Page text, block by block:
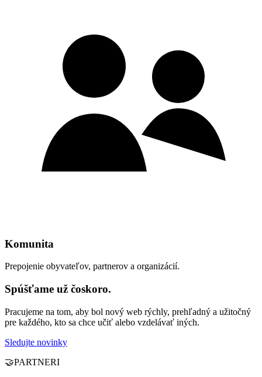
Komunita
Prepojenie obyvateľov, partnerov a organizácií.
Spúšťame už čoskoro.
Pracujeme na tom, aby bol nový web rýchly, prehľadný a užitočný
pre každého, kto sa chce učiť alebo vzdelávať iných.
Sledujte novinky
🤝PARTNERI